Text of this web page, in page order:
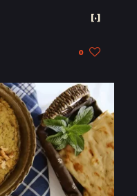
[…]
0